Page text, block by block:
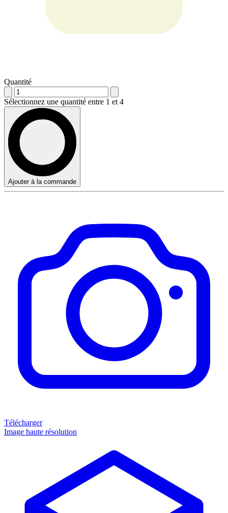
Quantité
Sélectionnez une quantité entre 1 et 4
Ajouter à la commande
Télécharger
Image haute résolution